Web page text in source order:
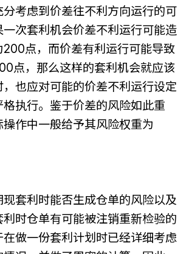
分考虑到价差往不利方向运行的可
一次套利机会价差不利运行可能造
200点，而价差有利运行可能导致
点，那么这样的套利机会就应该
也应对可能的价差不利运行设定
格执行。鉴于价差的风险如此重
操作中一般给予其风险权重为
现套利时能否生成仓单的风险以及
利时仓单有可能被注销重新检验的
在做一份套利计划时已经详细考虑